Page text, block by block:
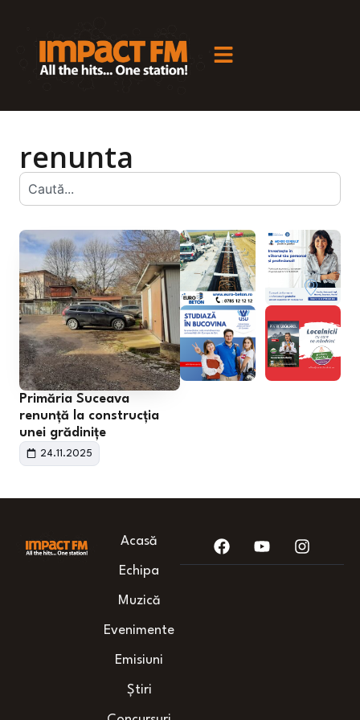
renunta
Primăria Suceava
renunță la construcția
unei grădinițe
24.11.2025
Acasă
Echipa
Muzică
Evenimente
Emisiuni
Știri